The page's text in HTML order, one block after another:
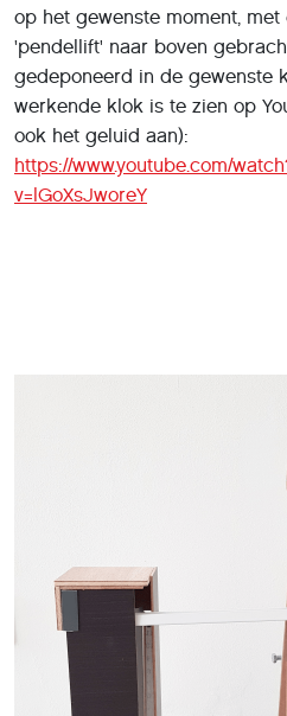
op het gewenste moment, met
'pendellift' naar boven
gedeponeerd in de gewenste
werkende klok is te zien op
ook het geluid aan):
https://www.youtube.com/
v=lGoXsJworeY